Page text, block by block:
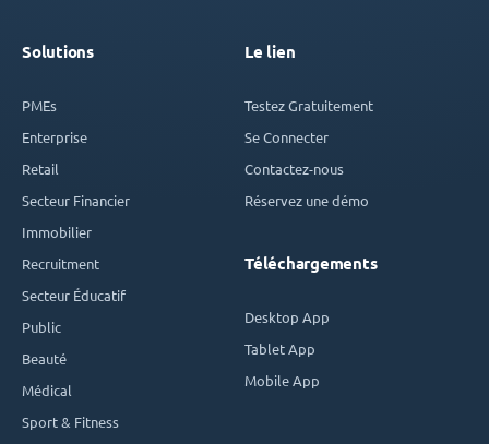
Solutions
PMEs
Enterprise
Retail
Secteur Financier
Immobilier
Recruitment
Secteur Éducatif
Public
Beauté
Médical
Sport & Fitness
Le lien
Testez Gratuitement
Se Connecter
Contactez-nous
Réservez une démo
Téléchargements
Desktop App
Tablet App
Mobile App